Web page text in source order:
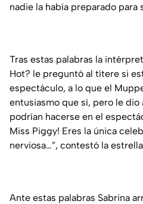
nadie la había preparado para
Tras estas palabras la
Hot? le preguntó al títere si
espectáculo, a lo que el
entusiasmo que sí, pero le
podrían hacerse en el
Miss Piggy! Eres la única
nerviosa…”, contestó la
Ante estas palabras Sabrina